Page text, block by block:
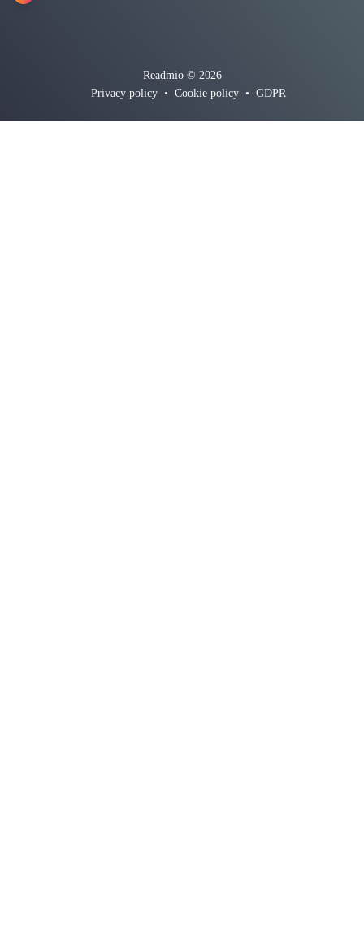
Readmio © 2026
Privacy policy • Cookie policy • GDPR